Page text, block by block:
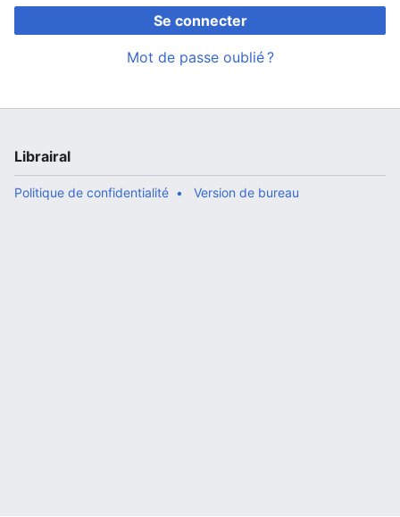
Se connecter
Mot de passe oublié ?
Librairal
Politique de confidentialité Version de bureau